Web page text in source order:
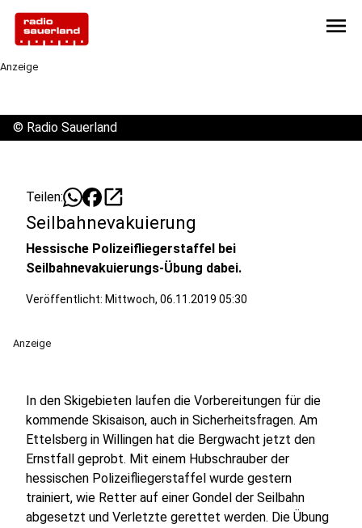
menu
Anzeige
© Radio Sauerland
Teilen: open_in_new
Seilbahnevakuierung
Hessische Polizeifliegerstaffel bei
Seilbahnevakuierungs-Übung dabei.
Veröffentlicht: Mittwoch, 06.11.2019 05:30
Anzeige
In den Skigebieten laufen die Vorbereitungen für die
kommende Skisaison, auch in Sicherheitsfragen. Am
Ettelsberg in Willingen hat die Bergwacht jetzt den
Ernstfall geprobt. Mit einem Hubschrauber der
hessischen Polizeifliegerstaffel wurde gestern
trainiert, wie Retter auf einer Gondel der Seilbahn
abgesetzt und Verletzte gerettet werden. Die Übung